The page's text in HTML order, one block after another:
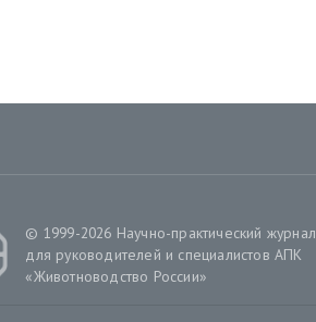
© 1999-2026 Научно-практический журнал
для руководителей и специалистов АПК
«Животноводство России»